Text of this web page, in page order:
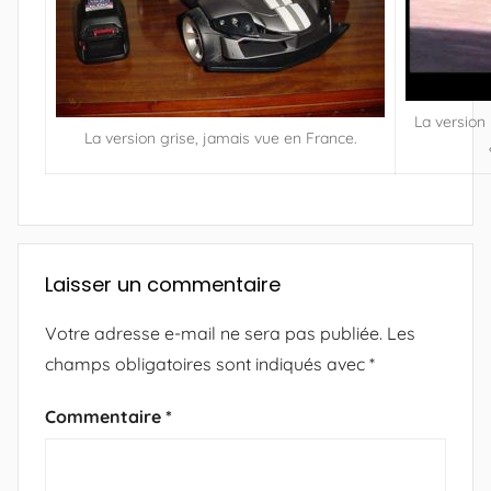
La version grise, jamais vue en France.
La
Laisser un commentaire
Votre adresse e-mail ne sera pas publiée. Les
champs obligatoires sont indiqués avec *
Commentaire *